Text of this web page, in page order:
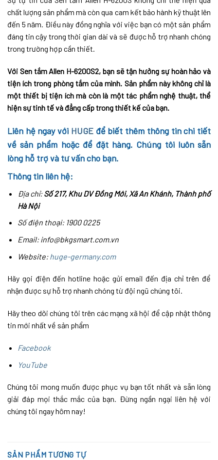
chất lượng sản phẩm mà còn qua cam kết bảo hành kỹ thuật lên
đến 5 năm. Điều này đồng nghĩa với việc bạn có một sản phẩm
đáng tin cậy trong thời gian dài và sẽ được hỗ trợ nhanh chóng
trong trường hợp cần thiết.
Với Sen tắm Allen H-6200S2, bạn sẽ tận hưởng sự hoàn hảo và
tiện ích trong phòng tắm của mình. Sản phẩm này không chỉ là
một thiết bị tiện ích mà còn là một tác phẩm nghệ thuật, thể
hiện sự tinh tế và đẳng cấp trong thiết kế của bạn.
Liên hệ ngay với HUGEđể biết thêm thông tin chi tiết
về sản phẩm hoặc để đặt hàng. Chúng tôi luôn sẵn
lòng hỗ trợ và tư vấn cho bạn.
Thông tin liên hệ:
Địa chỉ:Số 217, Khu DV Đồng Mới, Xã An Khánh, Thành phố
Hà Nội
Số điện thoại: 1900 0225
Email: info@bkgsmart.com.vn
Website: huge-germany.com
Hãy gọi điện đến hotline hoặc gửi email đến địa chỉ trên để
nhận được sự hỗ trợ nhanh chóng từ đội ngũ chúng tôi.
Hãy theo dõi chúng tôi trên các mạng xã hội để cập nhật thông
tin mới nhất về sản phẩm
Facebook
YouTube
Chúng tôi mong muốn được phục vụ bạn tốt nhất và sẵn lòng
giải đáp mọi thắc mắc của bạn. Đừng ngần ngại liên hệ với
chúng tôi ngay hôm nay!
SẢN PHẨM TƯƠNG TỰ